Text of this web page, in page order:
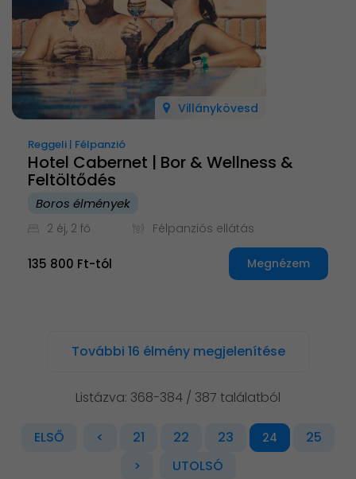
Villánykövesd
Reggeli | Félpanzió
Hotel Cabernet | Bor & Wellness &
Feltöltődés
Boros élmények
2 éj, 2 fő Félpanziós ellátás
135 800 Ft-tól Megnézem
További 16 élmény megjelenítése
Listázva: 368-384 / 387 találatból
ELSŐ < 21 22 23 24
25
>
UTOLSÓ